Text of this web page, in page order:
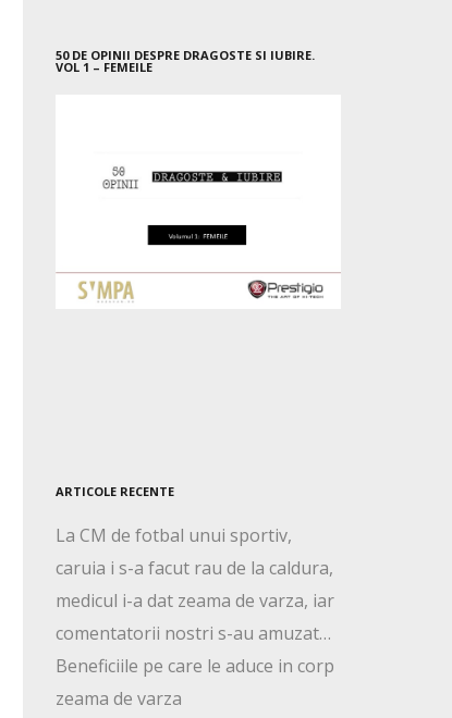
50 DE OPINII DESPRE DRAGOSTE SI IUBIRE.
VOL 1 – FEMEILE
ARTICOLE RECENTE
La CM de fotbal unui sportiv,
caruia i s-a facut rau de la caldura,
medicul i-a dat zeama de varza, iar
comentatorii nostri s-au amuzat…
Beneficiile pe care le aduce in corp
zeama de varza